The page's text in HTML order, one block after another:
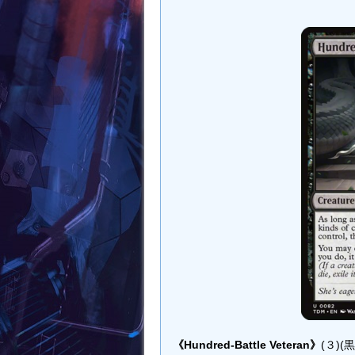
《Hundred-Battle Veteran》 (３)(